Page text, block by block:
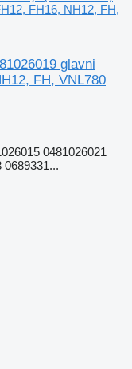
FH16, NH12, FH,
glavni
FH, VNL780
0481026021
0689331...